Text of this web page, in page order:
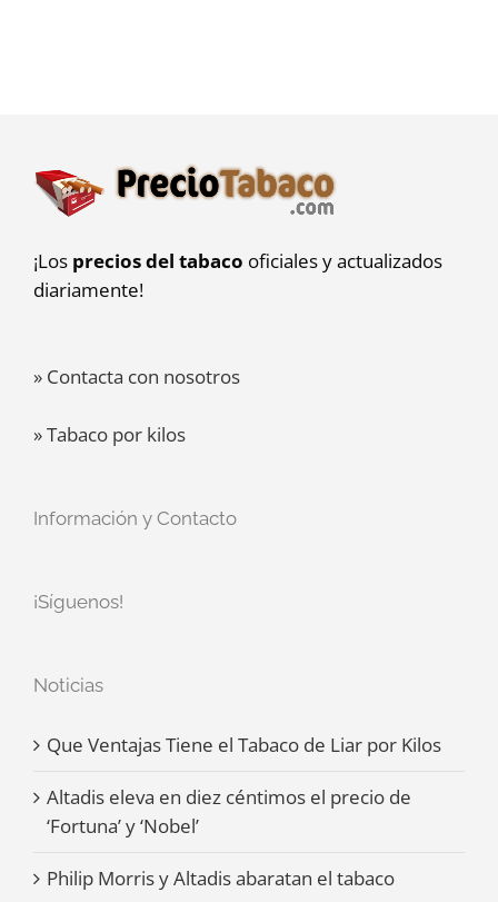
¡Los precios del tabaco oficiales y actualizados
diariamente!
» Contacta con nosotros
» Tabaco por kilos
Información y Contacto
¡Síguenos!
Noticias
Que Ventajas Tiene el Tabaco de Liar por Kilos
Altadis eleva en diez céntimos el precio de
‘Fortuna’ y ‘Nobel’
Philip Morris y Altadis abaratan el tabaco